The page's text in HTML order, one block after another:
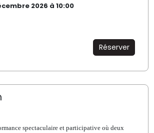
2026 à 10:00
Réserver
spectaculaire et participative où deux